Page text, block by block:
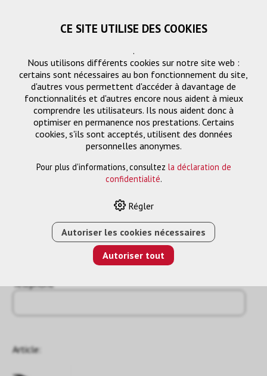
Demande
Nom ou entreprise *
Téléphone
Article:
CE SITE UTILISE DES COOKIES
.
Nous utilisons différents cookies sur notre site web :
certains sont nécessaires au bon fonctionnement du site,
d'autres vous permettent d'accéder à davantage de
fonctionnalités et d'autres encore nous aident à mieux
comprendre les utilisateurs. Ils nous aident donc à
optimiser en permanence nos prestations. Certains
cookies, s'ils sont acceptés, utilisent des données
personnelles anonymes.
Pour plus d'informations, consultez la déclaration de
confidentialité.
Régler
Autoriser les cookies nécessaires
Autoriser tout